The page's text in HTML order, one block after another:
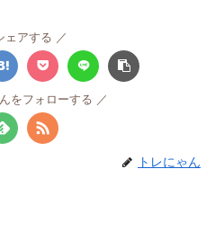
ェアする
をフォローする
トレにゃん